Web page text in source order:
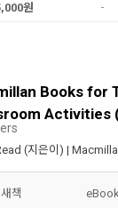
원 -
Books for
Activities
(지은이) |
새책